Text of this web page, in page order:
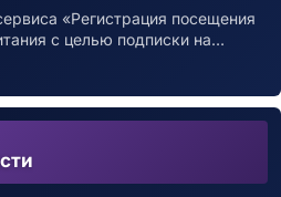
«Регистрация посещения
с целью подписки на…